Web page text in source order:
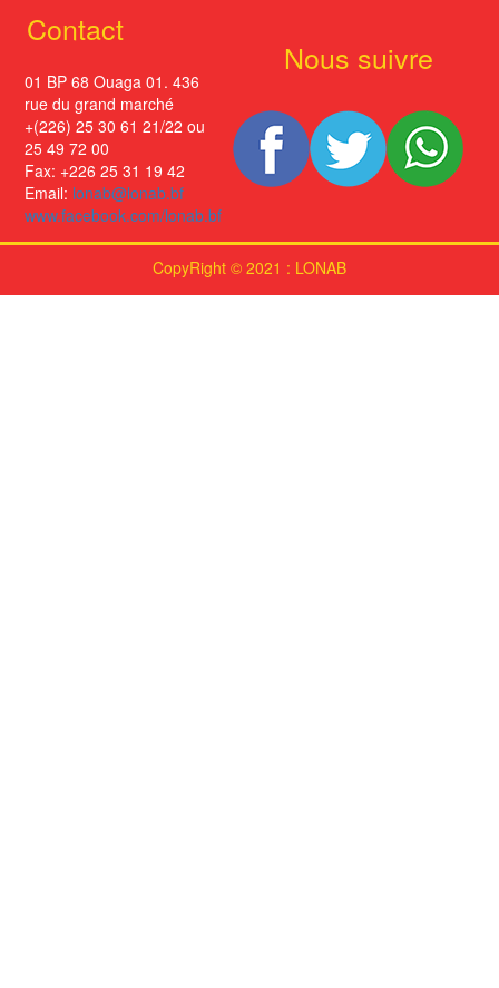
Contact
01 BP 68 Ouaga 01. 436
rue du grand marché
+(226) 25 30 61 21/22 ou
25 49 72 00
Fax: +226 25 31 19 42
Email: lonab@lonab.bf
www.facebook.com/lonab.bf
Nous suivre
CopyRight © 2021 : LONAB